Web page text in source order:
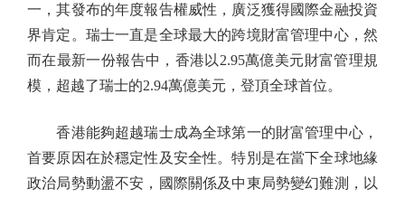
一，其發布的年度報告權威性，廣泛獲得國際金融投資
界肯定。瑞士一直是全球最大的跨境財富管理中心，然
而在最新一份報告中，香港以2.95萬億美元財富管理規
模，超越了瑞士的2.94萬億美元，登頂全球首位。
香港能夠超越瑞士成為全球第一的財富管理中心，
首要原因在於穩定性及安全性。特別是在當下全球地緣
政治局勢動盪不安，國際關係及中東局勢變幻難測，以